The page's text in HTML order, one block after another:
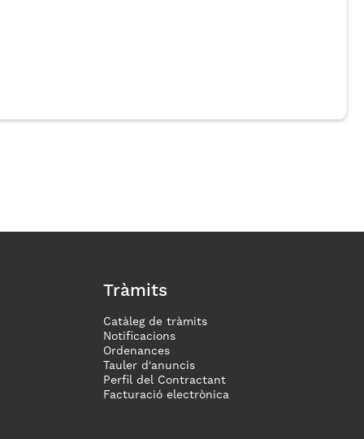
Tràmits
Catàleg de tràmits
Notificacions
Ordenances
Tauler d'anuncis
Perfil del Contractant
Facturació electrònica